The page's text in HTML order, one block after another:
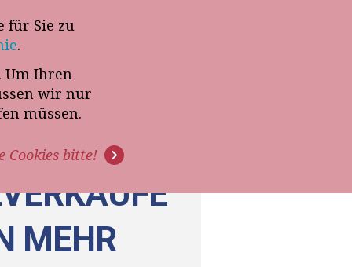
für Sie zu
.
Um Ihren
wir nur
müssen.
Cookies bitte!
mit Thomas Witt
PODCAST
MEHR